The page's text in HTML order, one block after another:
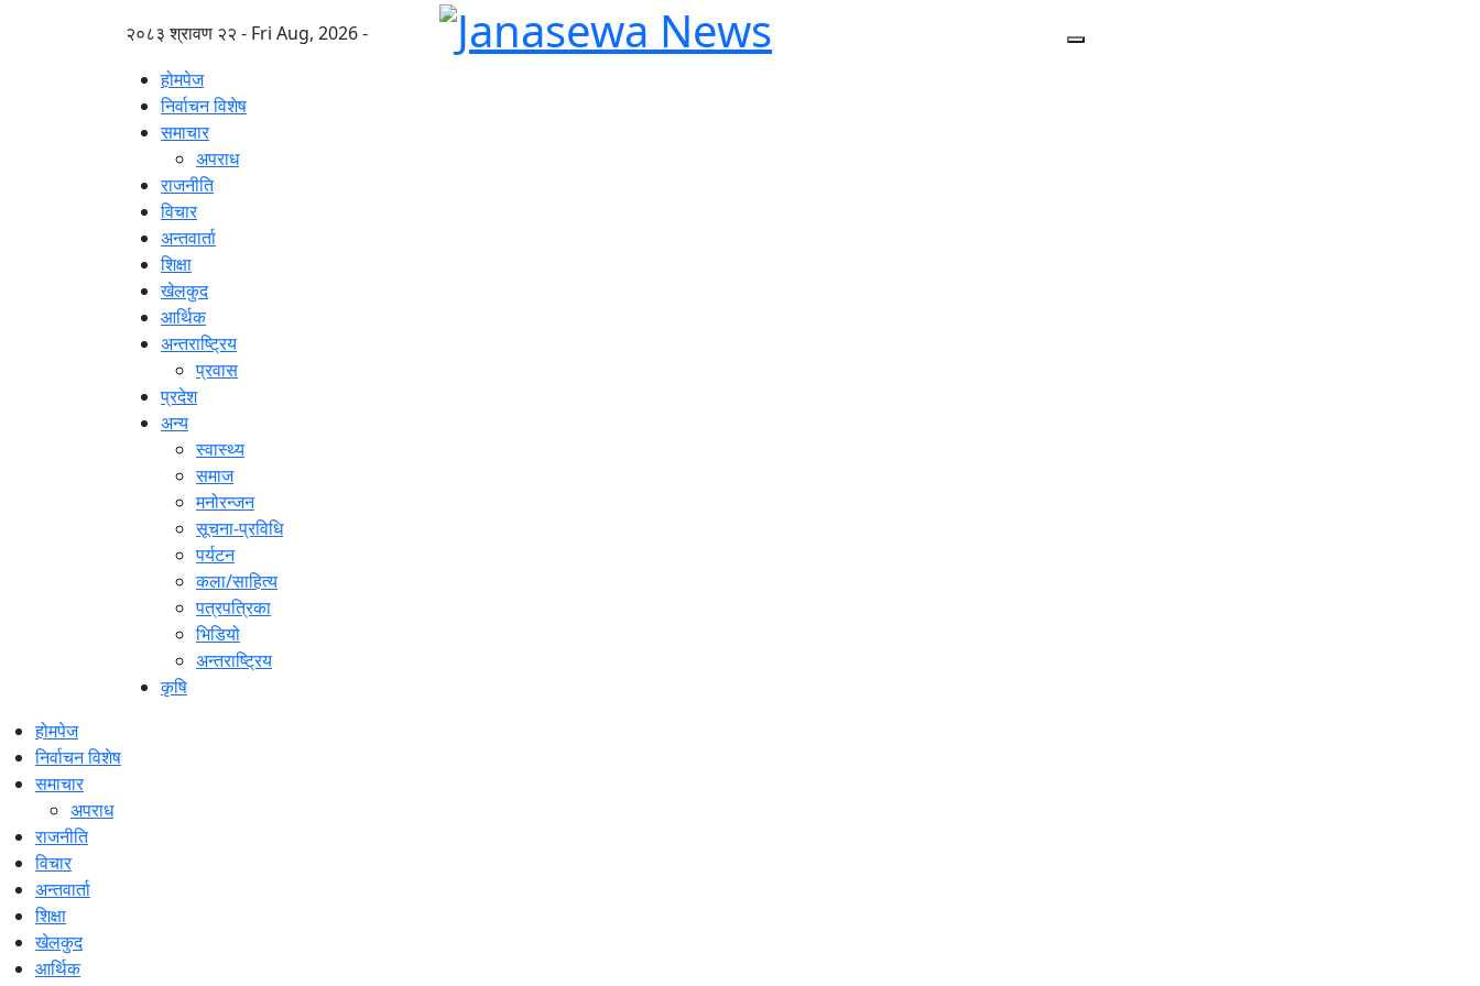
२०८३ श्रावण २२ - Fri Aug, 2026 -
होमपेज
निर्वाचन विशेष
समाचार
अपराध
राजनीति
विचार
अन्तवार्ता
शिक्षा
खेलकुद
आर्थिक
अन्तराष्ट्रिय
प्रवास
प्रदेश
अन्य
स्वास्थ्य
समाज
मनोरन्जन
सूचना-प्रविधि
पर्यटन
कला/साहित्य
पत्रपत्रिका
भिडियो
अन्तराष्ट्रिय
कृषि
होमपेज
निर्वाचन विशेष
समाचार
अपराध
राजनीति
विचार
अन्तवार्ता
शिक्षा
खेलकुद
आर्थिक